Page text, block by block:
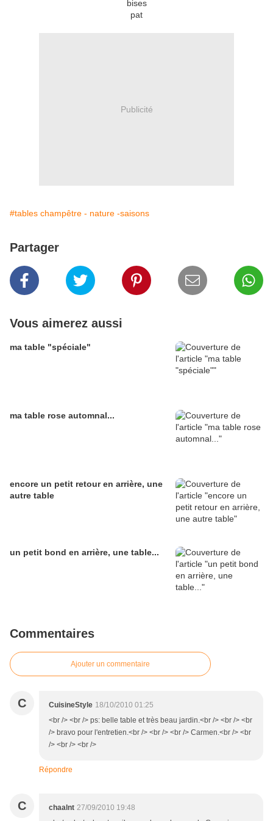
bises
pat
Publicité
#tables champêtre - nature -saisons
Partager
Vous aimerez aussi
ma table "spéciale"
ma table rose automnal...
encore un petit retour en arrière, une
autre table
un petit bond en arrière, une table...
Commentaires
Ajouter un commentaire
C CuisineStyle 18/10/2010 01:25
<br /> <br /> ps: belle table et très beau jardin.<br /> <br /> <br
/> bravo pour l'entretien.<br /> <br /> <br /> Carmen.<br /> <br
/> <br /> <br />
Répondre
C chaalnt 27/09/2010 19:48